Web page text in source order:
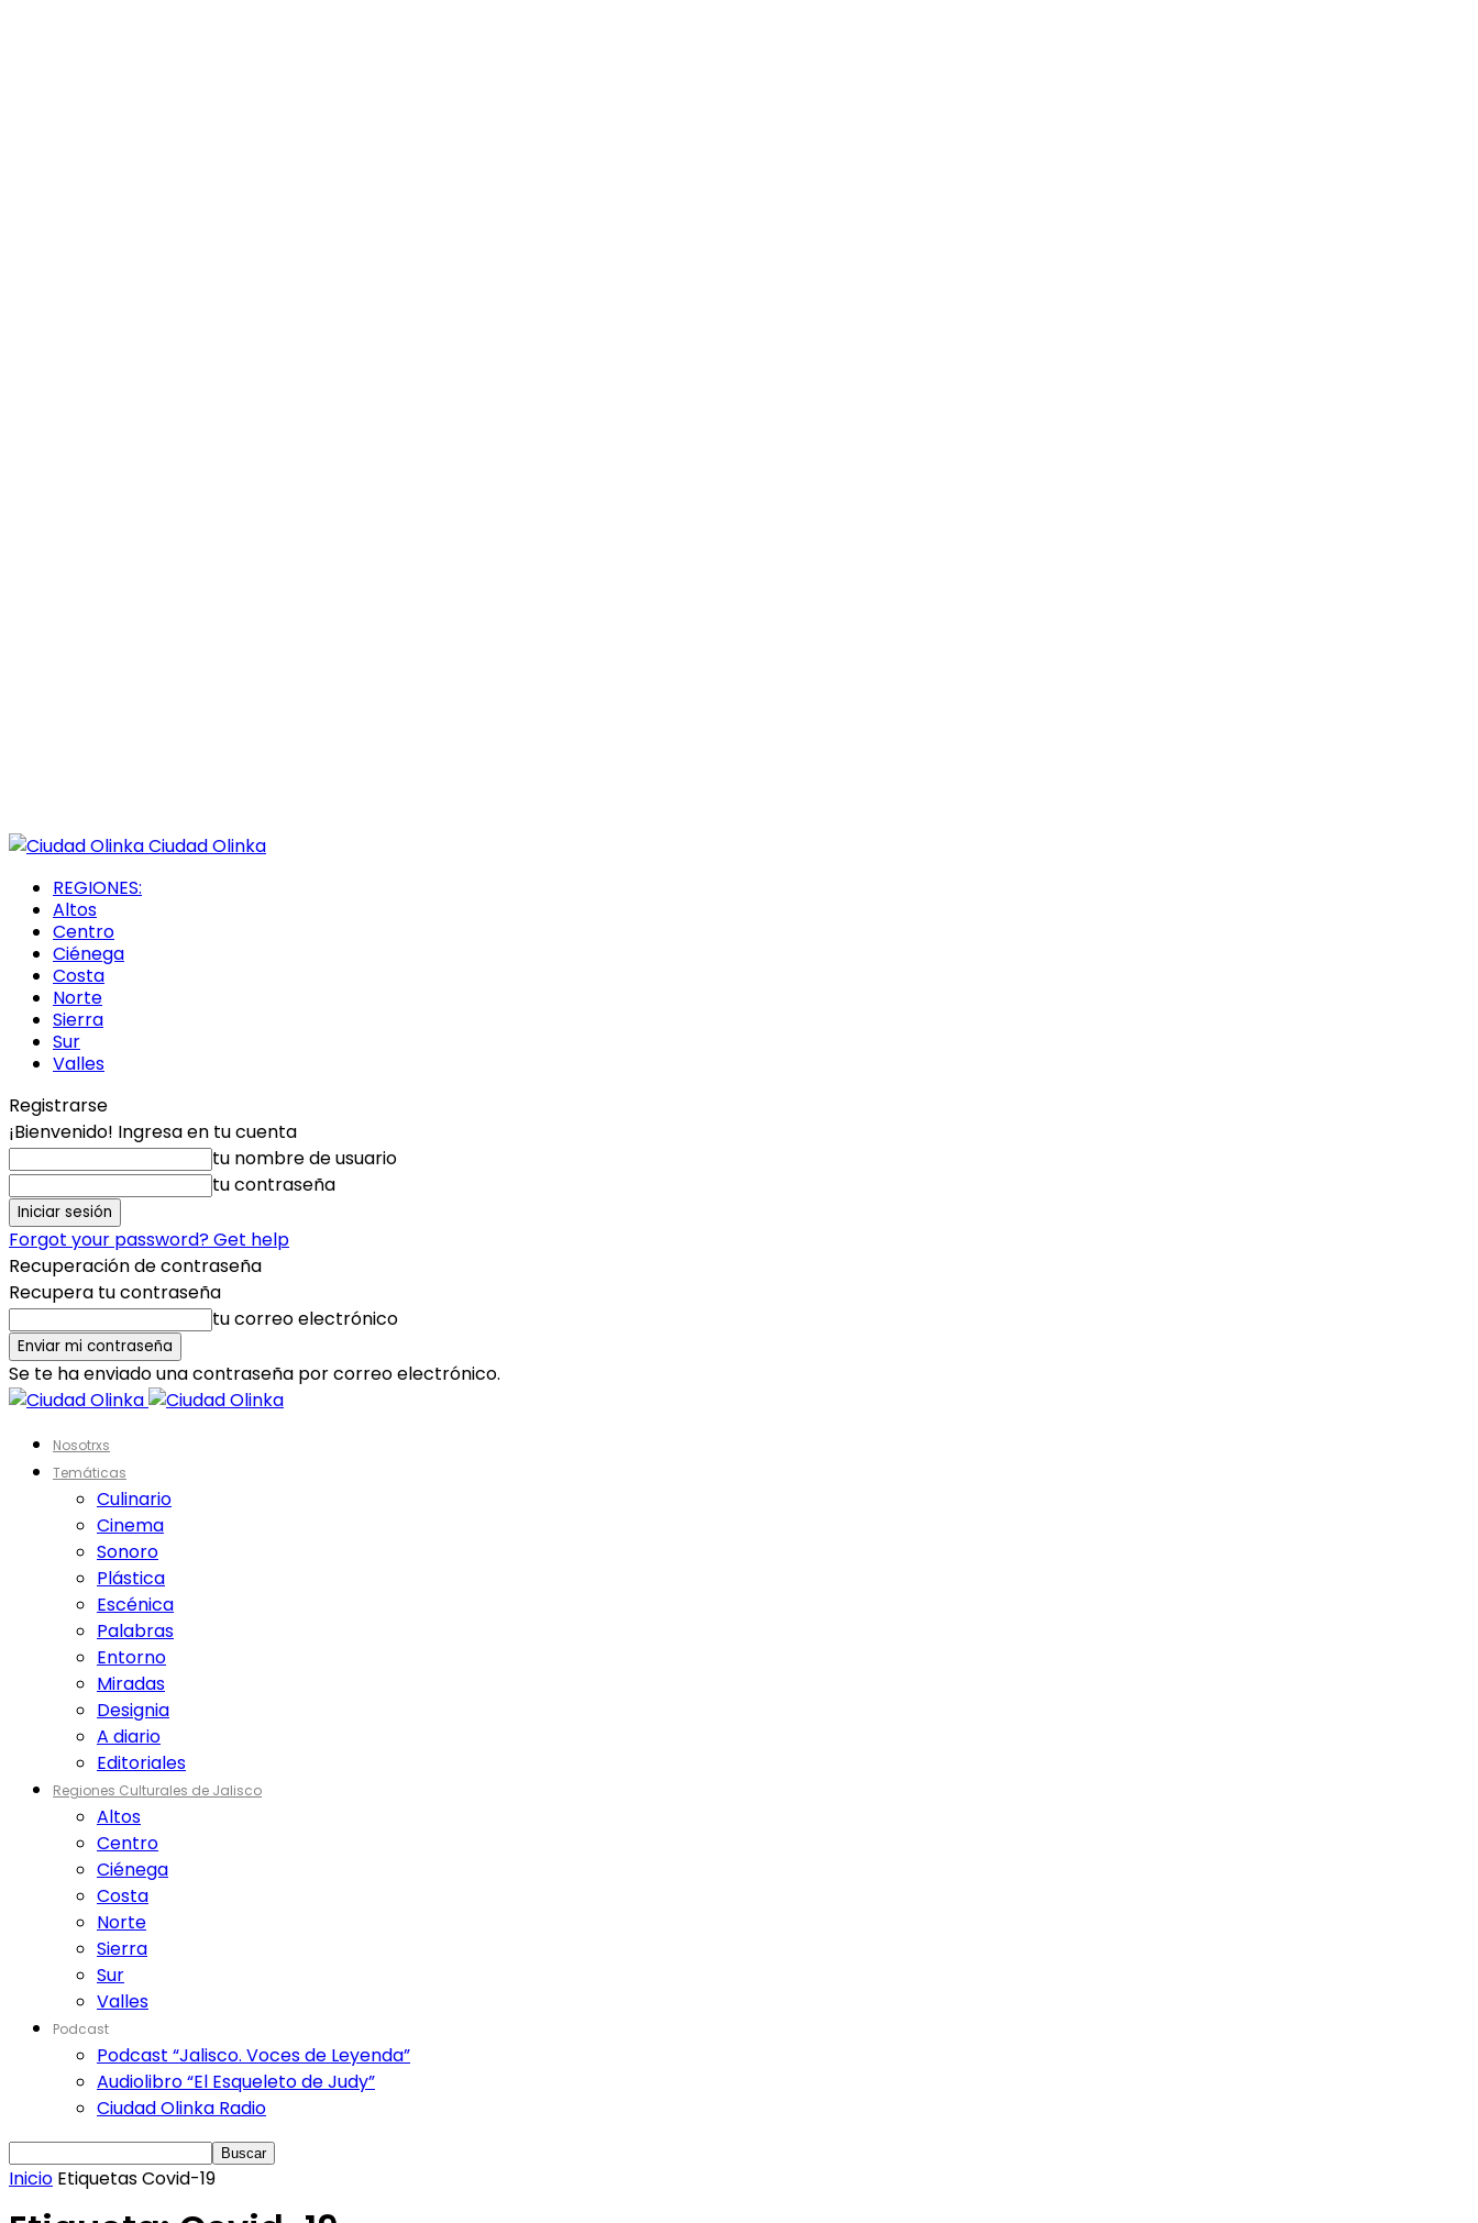
Ciudad Olinka
REGIONES:
Altos
Centro
Ciénega
Costa
Norte
Sierra
Sur
Valles
Registrarse
¡Bienvenido! Ingresa en tu cuenta
tu nombre de usuario
tu contraseña
Forgot your password? Get help
Recuperación de contraseña
Recupera tu contraseña
tu correo electrónico
Se te ha enviado una contraseña por correo electrónico.
Nosotrxs
Temáticas
Culinario
Cinema
Sonoro
Plástica
Escénica
Palabras
Entorno
Miradas
Designia
A diario
Editoriales
Regiones Culturales de Jalisco
Altos
Centro
Ciénega
Costa
Norte
Sierra
Sur
Valles
Podcast
Podcast “Jalisco. Voces de Leyenda”
Audiolibro “El Esqueleto de Judy”
Ciudad Olinka Radio
Inicio EtiquetasCovid-19